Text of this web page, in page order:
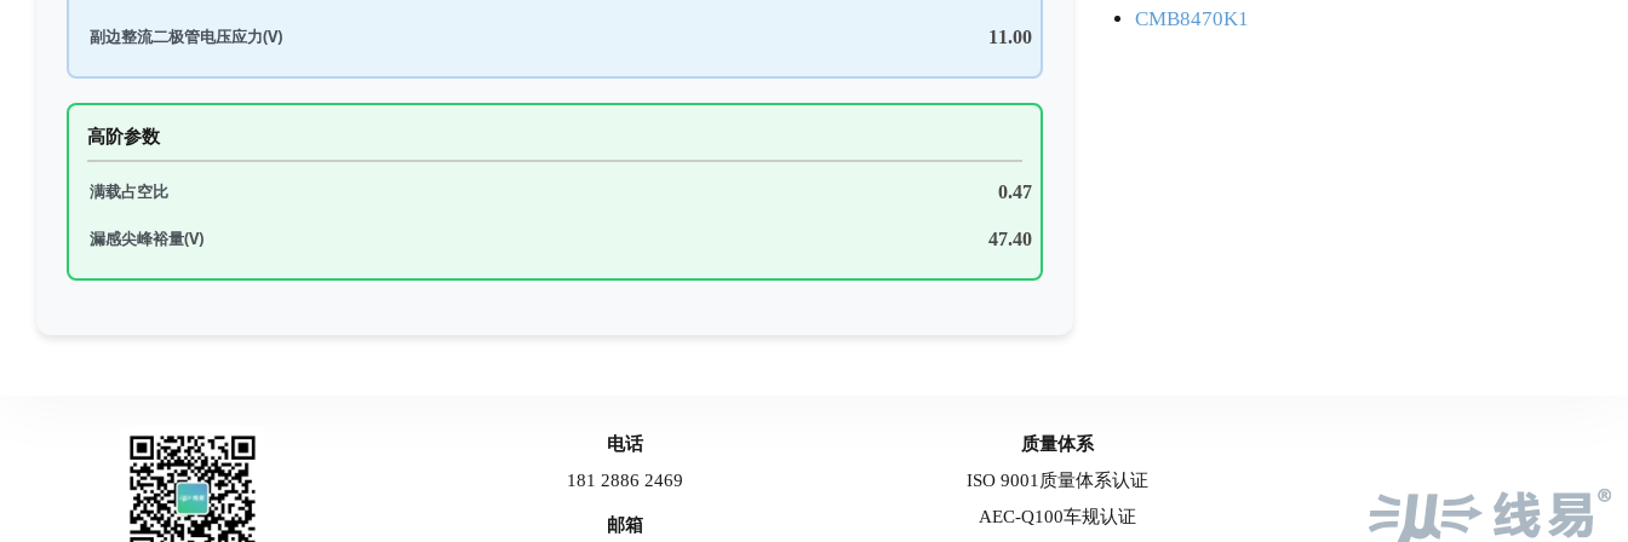
副边整流二极管电压应力(V)
高阶参数
满载占空比
漏感尖峰裕量(V)
CMB8470K1
电话
181 2886 2469
邮箱
质量体系
ISO 9001质量体系认证
AEC-Q100车规认证